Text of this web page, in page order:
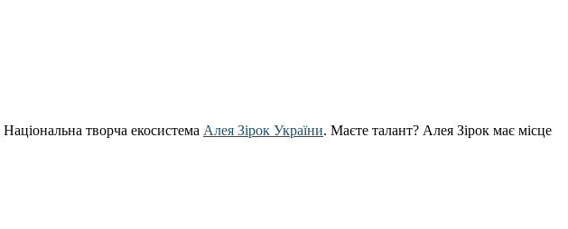
Національна творча екосистема Алея Зірок України. Маєте талант? Алея Зірок має місце